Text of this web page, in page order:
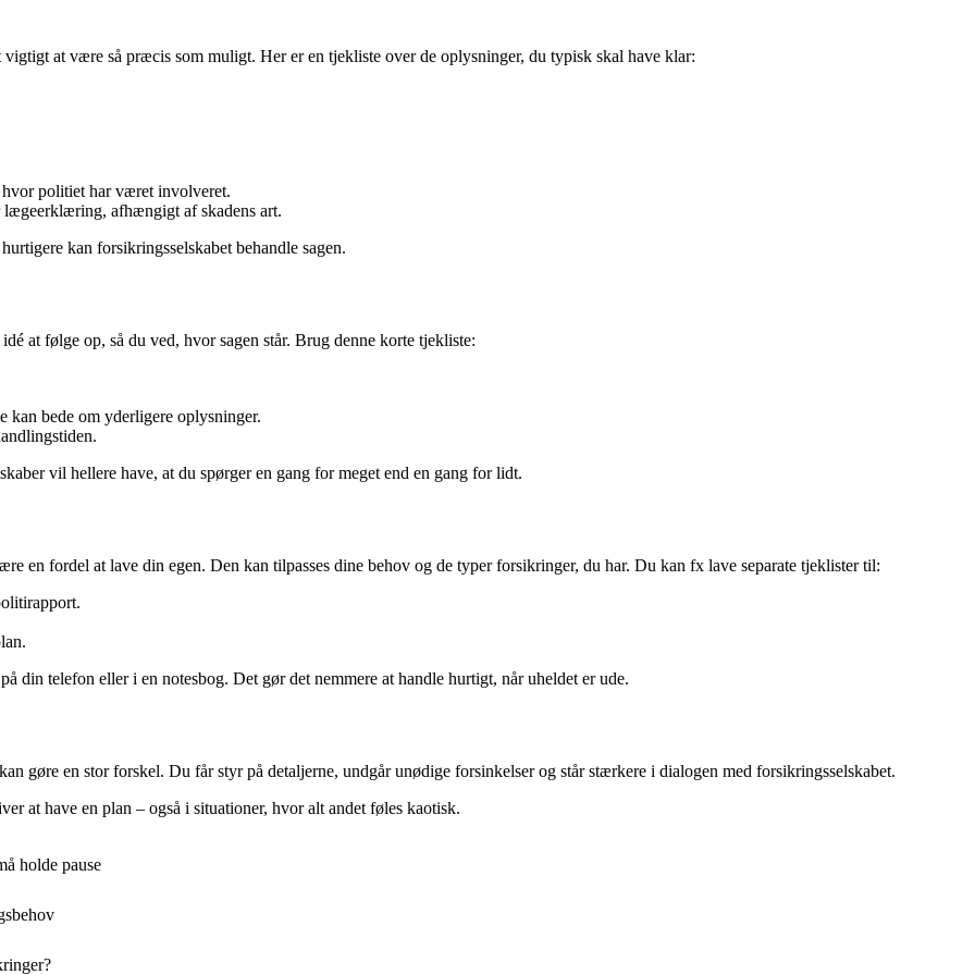
at være så præcis som muligt. Her er en tjekliste over de oplysninger, du typisk skal have klar:
politiet har været involveret.
afhængigt af skadens art.
kan forsikringsselskabet behandle sagen.
at følge op, så du ved, hvor sagen står. Brug denne korte tjekliste:
kan bede om yderligere oplysninger.
vil hellere have, at du spørger en gang for meget end en gang for lidt.
en fordel at lave din egen. Den kan tilpasses dine behov og de typer forsikringer, du har. Du kan fx lave separate tjeklister til:
din telefon eller i en notesbog. Det gør det nemmere at handle hurtigt, når uheldet er ude.
gøre en stor forskel. Du får styr på detaljerne, undgår unødige forsinkelser og står stærkere i dialogen med forsikringsselskabet.
at have en plan – også i situationer, hvor alt andet føles kaotisk.
holde pause